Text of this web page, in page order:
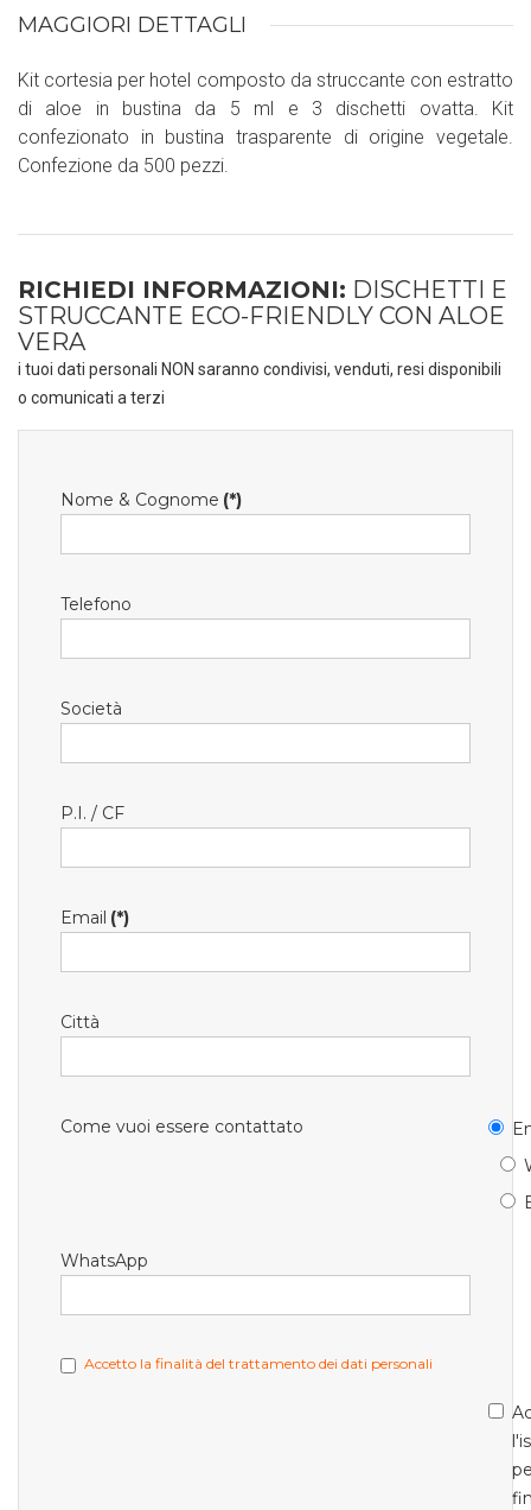
MAGGIORI DETTAGLI
Kit cortesia per hotel composto da struccante con estratto
di aloe in bustina da 5 ml e 3 dischetti ovatta. Kit
confezionato in bustina trasparente di origine vegetale.
Confezione da 500 pezzi.
RICHIEDI INFORMAZIONI: DISCHETTI E
STRUCCANTE ECO-FRIENDLY CON ALOE
VERA
i tuoi dati personali NON saranno condivisi, venduti, resi disponibili
o comunicati a terzi
Nome & Cognome (*)
Telefono
Società
P.I. / CF
Email (*)
Città
Come vuoi essere contattato
WhatsApp
Accetto la finalità del trattamento dei dati personali